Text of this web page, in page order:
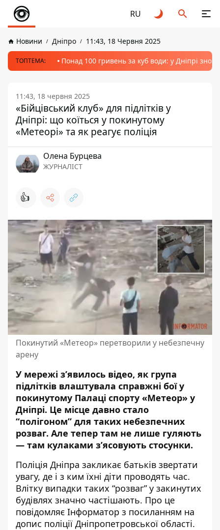
RU
Новини Дніпро 11:43, 18 Червня 2025
ТОПТЕМА: Понад 100 гривень за куб води: у Дніпрі
11:43, 18 червня 2025
«Бійцівський клуб» для підлітків у
Дніпрі: що коїться у покинутому
«Метеорі» та як реагує поліція
Олена Бурцева
ЖУРНАЛІСТ
👍
Покинутий «Метеор» перетворили у небезпечну
арену
У мережі з’явилось відео, як група
підлітків влаштувала справжні бої у
покинутому Палаці спорту «Метеор» у
Дніпрі. Це місце давно стало
“полігоном” для таких небезпечних
розваг. Але тепер там не лише гуляють
— там кулаками з’ясовують стосунки.
Поліція Дніпра закликає батьків звертати
увагу, де і з ким їхні діти проводять час.
Влітку випадки таких “розваг” у закинутих
будівлях значно частішають. Про це
повідомляє Інформатор з посиланням на
допис поліції Дніпропетровської області.